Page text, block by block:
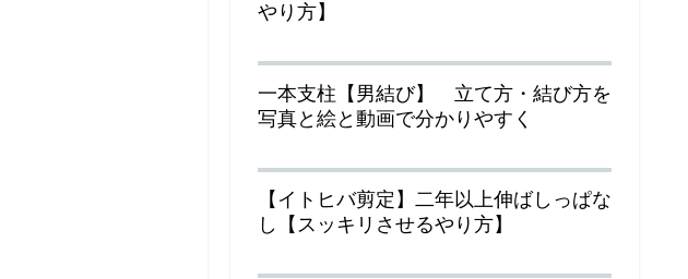
やり方】
一本支柱【男結び】 立て方・結び方を
写真と絵と動画で分かりやすく
【イトヒバ剪定】二年以上伸ばしっぱな
し【スッキリさせるやり方】